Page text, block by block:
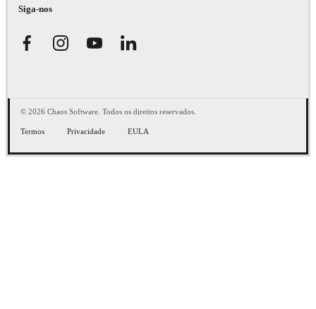
Siga-nos
© 2026 Chaos Software. Todos os direitos reservados.
Termos Privacidade EULA